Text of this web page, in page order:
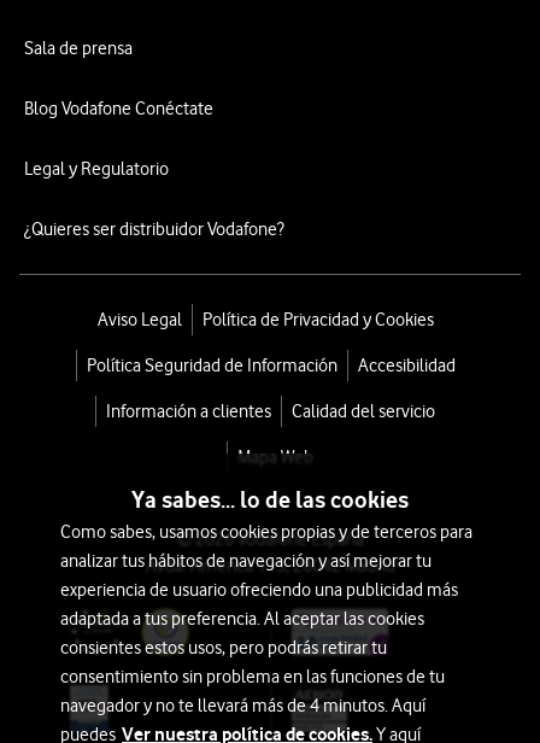
Sala de prensa
Blog Vodafone Conéctate
Legal y Regulatorio
¿Quieres ser distribuidor Vodafone?
Aviso Legal Política de Privacidad y Cookies
Política Seguridad de Información Accesibilidad
Información a clientes Calidad del servicio
Mapa Web
© 2026 Vodafone España
Avda. América 115, 28042 Madrid
Ya sabes... lo de las cookies
Como sabes, usamos cookies propias y de terceros para
analizar tus hábitos de navegación y así mejorar tu
experiencia de usuario ofreciendo una publicidad más
adaptada a tus preferencia. Al aceptar las cookies
consientes estos usos, pero podrás retirar tu
consentimiento sin problema en las funciones de tu
navegador y no te llevará más de 4 minutos. Aquí
puedes Ver nuestra política de cookies.Y aquí